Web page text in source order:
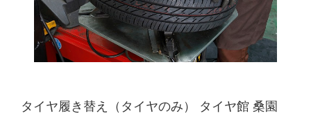
タイヤ履き替え（タイヤのみ） タイヤ館 桑園